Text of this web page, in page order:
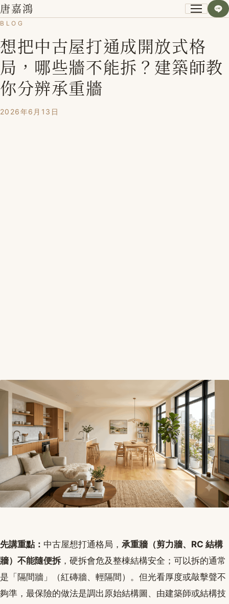
唐嘉鴻
關於我
小資空間改造術
BLOG
想把中古屋打通成開放式格
局，哪些牆不能拆？建築師教
你分辨承重牆
2026年6月13日
先講重點： 中古屋想打通格局， 承重牆（剪力牆、RC 結構
牆）不能隨便拆，硬拆會危及整棟結構安全；可以拆的通常
是「隔間牆」（紅磚牆、輕隔間）。但光看厚度或敲擊聲不
夠準，最保險的做法是調出原始結構圖、由建築師或結構技